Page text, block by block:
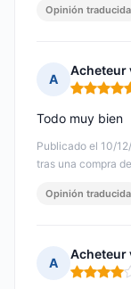
Opinión traducida
A
Acheteur
Nota: 5 de
Publicado el 10/
tras una compra
Todo muy bien
Opinión traducida
A
Acheteur
Nota: 4 de